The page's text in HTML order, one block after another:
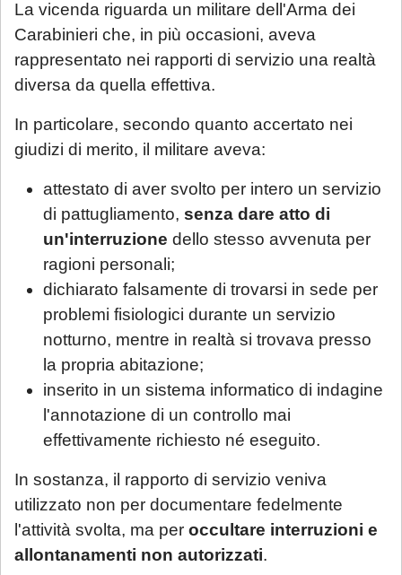
La vicenda riguarda un militare dell'Arma dei
Carabinieri che, in più occasioni, aveva
rappresentato nei rapporti di servizio una realtà
diversa da quella effettiva.
In particolare, secondo quanto accertato nei
giudizi di merito, il militare aveva:
attestato di aver svolto per intero un servizio
di pattugliamento, senza dare atto di
un'interruzione dello stesso avvenuta per
ragioni personali;
dichiarato falsamente di trovarsi in sede per
problemi fisiologici durante un servizio
notturno, mentre in realtà si trovava presso
la propria abitazione;
inserito in un sistema informatico di indagine
l'annotazione di un controllo mai
effettivamente richiesto né eseguito.
In sostanza, il rapporto di servizio veniva
utilizzato non per documentare fedelmente
l'attività svolta, ma per occultare interruzioni e
allontanamenti non autorizzati.